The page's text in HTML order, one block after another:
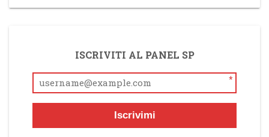
ISCRIVITI AL PANEL SP
*
Iscrivimi